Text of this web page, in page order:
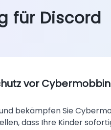
für Discord
vor
bekämpfen Sie
dass Ihre Kinder